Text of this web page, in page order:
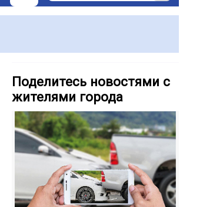
Поделитесь новостями с
жителями города